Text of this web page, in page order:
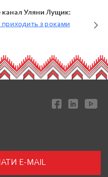
Уляни Лущик:
приходить з роками
E-MAIL